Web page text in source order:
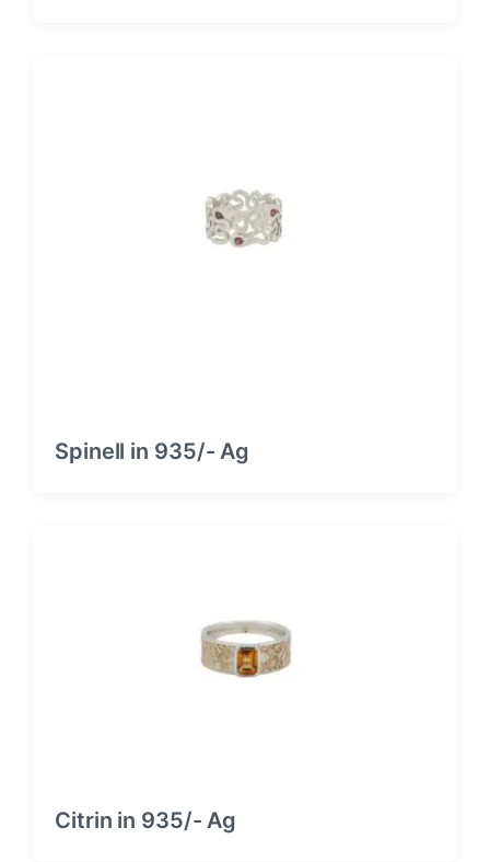
Spinell in 935/- Ag
Citrin in 935/- Ag